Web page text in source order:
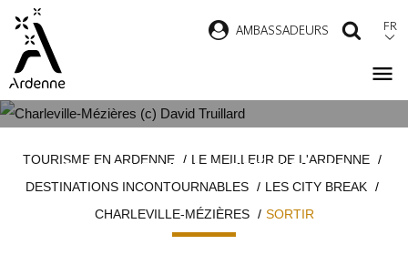
contenu
principal
AMBASSADEURS FR
CHARLEVILLE-MÉZIÈRES
d'ArianeTOURISME EN ARDENNE
LE MEILLEUR DE L'ARDENNE
DESTINATIONS INCONTOURNABLES
LES CITY BREAK
CHARLEVILLE-MÉZIÈRES
SORTIR